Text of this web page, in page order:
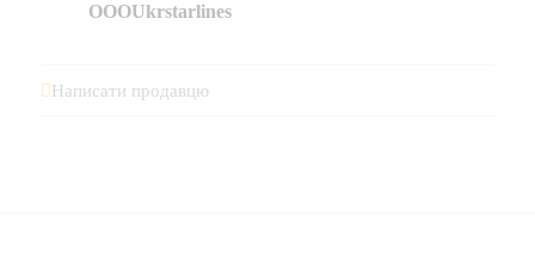
OOOUkrstarlines
Написати продавцю